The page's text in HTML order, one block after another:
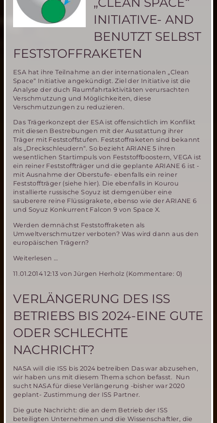
Design
Competition
der
internationalen
Society
teil
INITIATIVE- AND
BENUTZT SELBST
FESTSTOFFRAKETEN
ESA hat ihre Teilnahme an der internationalen „Clean
Space“ Initiative angekündigt. Ziel der Initiative ist die
Analyse der duch Raumfahrtaktivitäten verursachten
Verschmutzung und Möglichkeiten, diese
Verschmutzungen zu reduzieren.
Das Trägerkonzept der ESA ist offensichtlich im Konflikt
mit diesen Bestrebungen mit der Ausstattung ihrer
Träger mit Feststoffstufen. Feststoffraketen sind bekannt
als „Dreckschleudern“. So bezieht ARIANE 5 ihren
wesentlichen Startimpuls von Feststoffboostern, VEGA ist
ein reiner Feststoffträger und die geplante ARIANE 6 ist -
mit Ausnahme der Oberstufe- ebenfalls ein reiner
Feststoffträger (siehe hier). Die ebenfalls in Kourou
installierte russische Soyuz ist demgenüber eine
sauberere reine Flüssigrakete, ebenso wie der ARIANE 6
und Soyuz Konkurrent Falcon 9 von Space X.
Werden demnächst Feststoffraketen als
Umweltverschmutzer verboten? Was wird dann aus den
europäischen Trägern?
Weiterlesen …
„Clean
and
benutzt
selbst
Feststoffraketen
11.01.2014 12:13 von Jürgen Herholz (Kommentare: 0)
VERLÄNGERUNG DES ISS
BETRIEBS BIS 2024-EINE GUTE
ODER SCHLECHTE
NACHRICHT?
NASA will die ISS bis 2024 betreiben Das war abzusehen,
wir haben uns mit diesem Thema schon befasst. Nun
sucht NASA für diese Verlängerung -bisher war 2020
geplant- Zustimmung der ISS Partner.
Die gute Nachricht: die an dem Betrieb der ISS
beteiligten Unternehmen und die Wissenschaftler, die